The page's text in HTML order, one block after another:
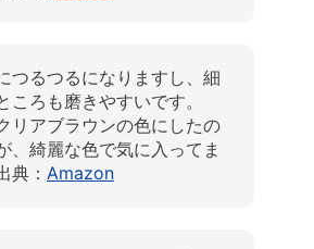
つるつるになりますし、細
ころも磨きやすいです。
リアブラウンの色にしたの
、綺麗な色で気に入ってま
典： Amazon